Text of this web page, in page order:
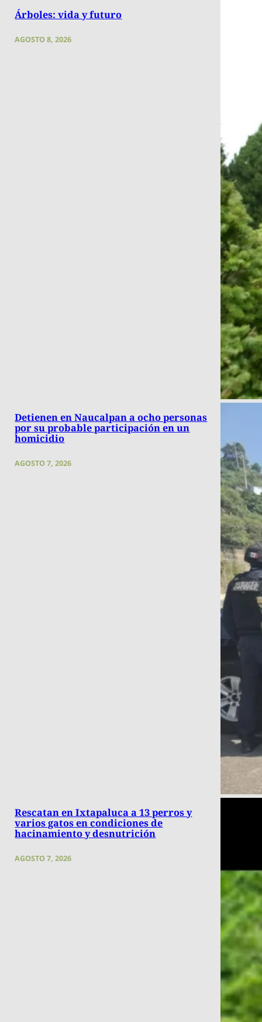
Árboles: vida y futuro
AGOSTO 8, 2026
Detienen en Naucalpan a ocho personas
por su probable participación en un
homicidio
AGOSTO 7, 2026
Rescatan en Ixtapaluca a 13 perros y
varios gatos en condiciones de
hacinamiento y desnutrición
AGOSTO 7, 2026